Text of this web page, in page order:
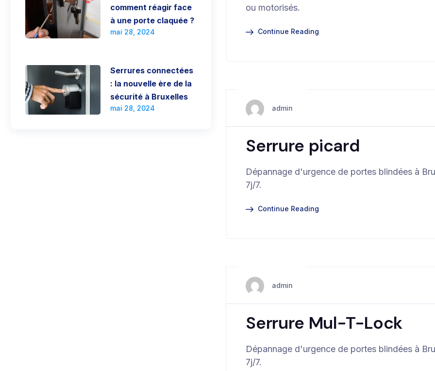
ou motorisés.
Continue Reading
juin 16, 2025
admin
Serrure picard
Dépannage d'urgence de portes blindées à
7j/7.
Continue Reading
juin 13, 2025
admin
Serrure Mul-T-Lock
Dépannage d'urgence de portes blindées à
7j/7.
comment réagir face
à une porte claquée ?
mai 28, 2024
Serrures connectées
: la nouvelle ère de la
sécurité à Bruxelles
mai 28, 2024